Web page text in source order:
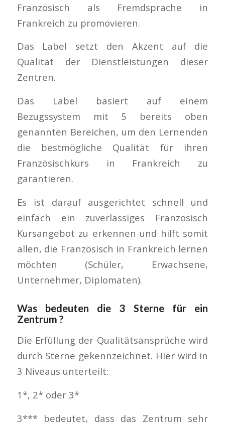
Französisch als Fremdsprache in
Frankreich zu promovieren.
Das Label setzt den Akzent auf die
Qualität der Dienstleistungen dieser
Zentren.
Das Label basiert auf einem
Bezugssystem mit 5 bereits oben
genannten Bereichen, um den Lernenden
die bestmögliche Qualität für ihren
Französischkurs in Frankreich zu
garantieren.
Es ist darauf ausgerichtet schnell und
einfach ein zuverlässiges Französisch
Kursangebot zu erkennen und hilft somit
allen, die Französisch in Frankreich lernen
möchten (Schüler, Erwachsene,
Unternehmer, Diplomaten).
Was bedeuten die 3 Sterne für ein
Zentrum ?
Die Erfüllung der Qualitätsansprüche wird
durch Sterne gekennzeichnet. Hier wird in
3 Niveaus unterteilt:
1*, 2* oder 3*
3*** bedeutet, dass das Zentrum sehr